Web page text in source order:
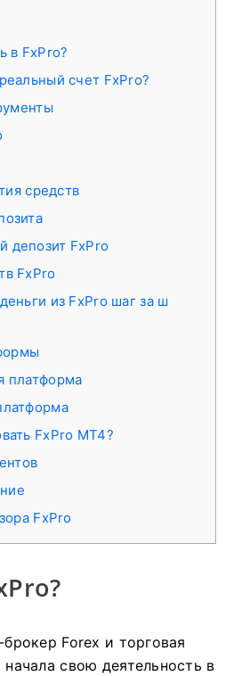
в FxPro?
счет FxPro?
средств
депозит FxPro
FxPro
из FxPro шаг за ш
платформа
FxPro MT4?
FxPro
Forex и торговая
свою деятельность в